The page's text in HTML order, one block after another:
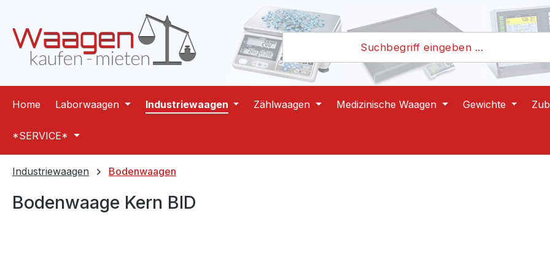
Zur Hauptnavigation springen
Home Laborwaagen Industriewaagen Zählwaagen Medizinische Waagen Gewichte
*SERVICE*
Industriewaagen Bodenwaagen
Bodenwaage Kern BID